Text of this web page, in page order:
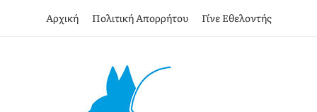
Αρχική Πολιτική Απορρήτου Γίνε Εθελοντής